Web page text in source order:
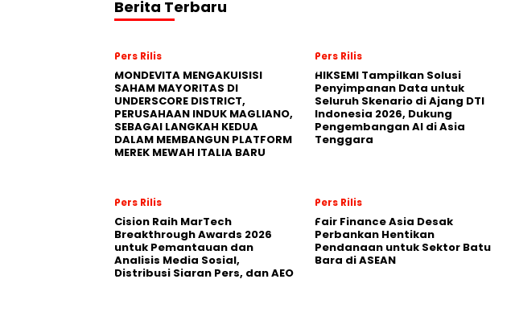
Berita Terbaru
Pers Rilis
MONDEVITA MENGAKUISISI
SAHAM MAYORITAS DI
UNDERSCORE DISTRICT,
PERUSAHAAN INDUK MAGLIANO,
SEBAGAI LANGKAH KEDUA
DALAM MEMBANGUN PLATFORM
MEREK MEWAH ITALIA BARU
Pers Rilis
HIKSEMI Tampilkan Solusi
Penyimpanan Data untuk
Seluruh Skenario di Ajang DTI
Indonesia 2026, Dukung
Pengembangan AI di Asia
Tenggara
Pers Rilis
Cision Raih MarTech
Breakthrough Awards 2026
untuk Pemantauan dan
Analisis Media Sosial,
Distribusi Siaran Pers, dan AEO
Pers Rilis
Fair Finance Asia Desak
Perbankan Hentikan
Pendanaan untuk Sektor Batu
Bara di ASEAN